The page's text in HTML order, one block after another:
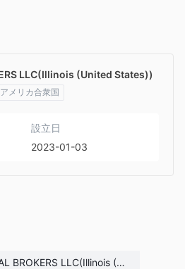
LLC(Illinois (United States))
アメリカ合衆国
設立日
2023-01-03
BROKERS LLC(Illinois (U